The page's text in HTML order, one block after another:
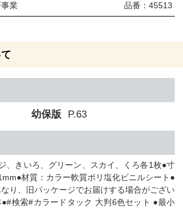
業 品番： 45513
幼保版 P.63
、きいろ、グリーン、スカイ、くろ各1枚●寸
材質：カラー軟質ポリ塩化ビニルシート●
り、旧パッケージでお届けする場合がござい
検索#カラードタック 大判6色セット ●最小